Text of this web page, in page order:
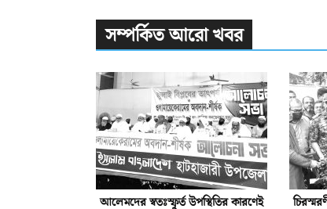
সম্পর্কিত আরো খবর
আলেমদের স্বতঃস্ফূর্ত উপস্থিতির কারণেই